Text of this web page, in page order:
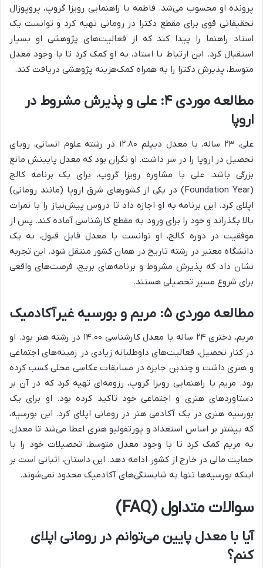
پرونده او محسوب می‌شد. فاطمه با راهنمایی رویزا گروپ، پروپوزال
تحقیقاتی قوی برای مقطع دکترا در رومانی تهیه کرد و توانست یک
استاد راهنما را پیدا کند که از فعالیت‌های پژوهشی او بسیار
استقبال کرد. این ارتباط با استاد، به او کمک کرد تا با وجود معدل
متوسط، پذیرش دکترا را به همراه کمک‌هزینه پژوهشی دریافت کند.
مطالعه موردی ۴: علی و پذیرش مشروط در
اروپا
علی، ۲۳ ساله، با معدل دیپلم ۱۲.۸۰ در رشته علوم انسانی، رویای
تحصیل در اروپا را در سر داشت. او نگران بود که معدل پایینش مانع
بزرگی باشد. علی با مشاوره رویزا گروپ، برای یک برنامه کالج
(Foundation Year) در یکی از کشورهای شرق اروپا (مانند رومانی)
اپلای کرد. این برنامه به او اجازه داد تا دروس پیش‌نیاز را با نمرات
بالا بگذراند و خود را برای ورود به مقطع کارشناسی آماده کند. پس از
موفقیت در دوره کالج، او توانست با معدل قابل قبول، به یک
دانشگاه معتبر در رشته تاریخ در همان کشور منتقل شود. این تجربه
نشان داد که پذیرش مشروط و برنامه‌های بریج، فرصت‌های واقعی
برای شروع مسیر تحصیلی هستند.
مطالعه موردی ۵: مریم و بورسیه غیرآکادمیک
مریم، دختری ۲۴ ساله با معدل کارشناسی ۱۴.۰۰ در رشته هنر بود. او
در کنار تحصیل، فعالیت‌های داوطلبانه زیادی در زمینه‌های اجتماعی
و هنری داشت و چندین جایزه در مسابقات عکاسی محلی کسب کرده
بود. مریم با راهنمایی رویزا گروپ، رزومه‌ای تهیه کرد که در آن بر
دستاوردهای هنری و اجتماعی خود تاکید کرده بود. او برای یک
بورسیه هنری در یک آکادمی هنر در رومانی اپلای کرد. این بورسیه،
که بیشتر بر اساس استعداد و پورتفولیو هنری اعطا می‌شد تا معدل،
به مریم کمک کرد تا با وجود معدل متوسط، تحصیلات خود را با
حمایت مالی در خارج از کشور ادامه دهد. این داستان، اثباتی است بر
اینکه بورسیه‌ها تنها به شایستگی‌های آکادمیک محدود نمی‌شوند.
سوالات متداول (FAQ)
آیا با معدل پایین می‌توانم در رومانی اپلای
کنم؟